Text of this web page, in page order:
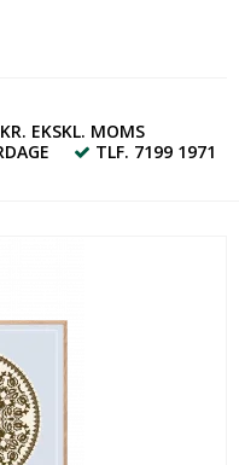
EKSKL. MOMS
TLF. 7199 1971